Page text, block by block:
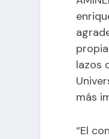
lazos
más
“El